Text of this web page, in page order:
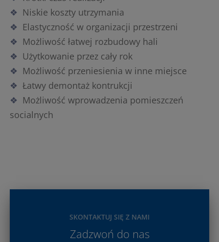
Niskie koszty utrzymania
Elastyczność w organizacji przestrzeni
Możliwość łatwej rozbudowy hali
Użytkowanie przez cały rok
Możliwość przeniesienia w inne miejsce
Łatwy demontaż kontrukcji
Możliwość wprowadzenia pomieszczeń
socialnych
SKONTAKTUJ SIĘ Z NAMI
Zadzwoń do nas